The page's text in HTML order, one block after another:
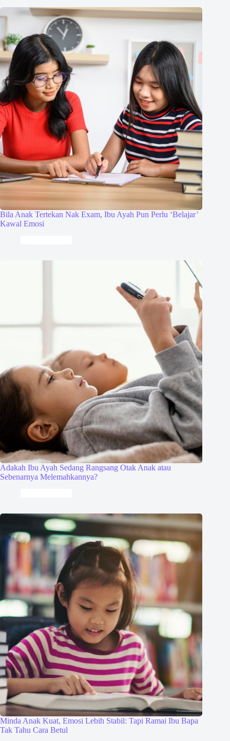
Bila Anak Tertekan Nak Exam, Ibu Ayah Pun Perlu ‘Belajar’
Kawal Emosi
Adakah Ibu Ayah Sedang Rangsang Otak Anak atau
Sebenarnya Melemahkannya?
Minda Anak Kuat, Emosi Lebih Stabil: Tapi Ramai Ibu Bapa
Tak Tahu Cara Betul